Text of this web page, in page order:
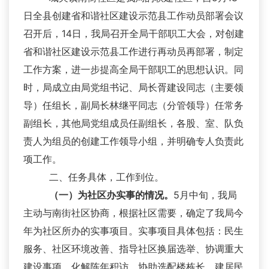
日全县创建省和谐社区建设示范县工作动员部署会议
召开后，14日，我局召开全局干部职工大会，对创建
省和谐社区建设示范县工作进行再动员再部署，制定
工作方案，进一步提高全局干部职工的思想认识。同
时，局成立由局党组书记、局长胥建设同志（主要领
导）任组长，副局长林继平同志（分管领导）任常务
副组长，其他局党组成员任副组长，各股、室、队负
责人为组员的创建工作领导小组，并明确专人负责此
项工作。
二、任务具体，工作到位。
（一）为社区办实事的情况。 5月中旬，我局
主动与南街社区协商，根据社区需要，确定了我局今
年为社区所办的实事项目。实事项目具体包括：民生
服务、社区环境改善、指导社区换届选举、协调重大